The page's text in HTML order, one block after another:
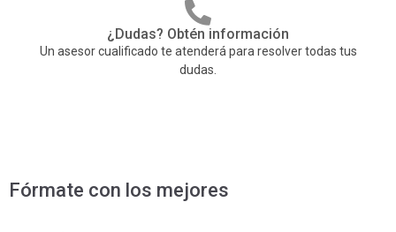
¿Dudas? Obtén información
Un asesor cualificado te atenderá para resolver todas tus
dudas.
Fórmate con los mejores